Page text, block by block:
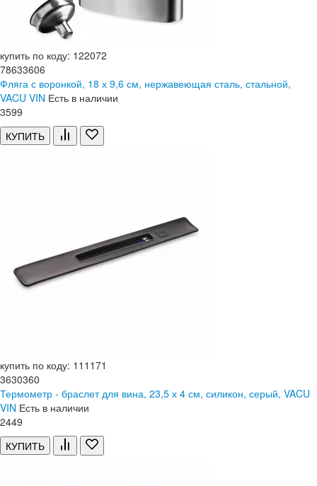
купить по коду: 122072
78633606
Фляга с воронкой, 18 х 9,6 см, нержавеющая сталь, стальной,
VACU VIN Есть в наличии
3599
КУПИТЬ
купить по коду: 111171
3630360
Термометр - браслет для вина, 23,5 х 4 см, силикон, серый, VACU
VIN Есть в наличии
2449
КУПИТЬ